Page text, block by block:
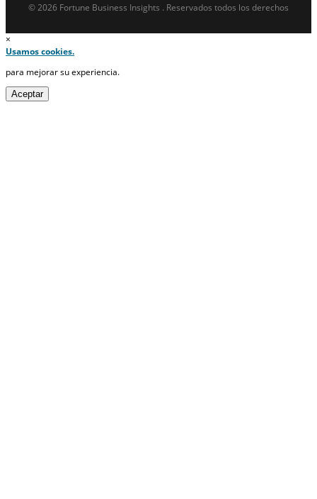
© 2026 Fortune Business Insights . Reservados todos los derechos
×
Usamos cookies.
para mejorar su experiencia.
Aceptar